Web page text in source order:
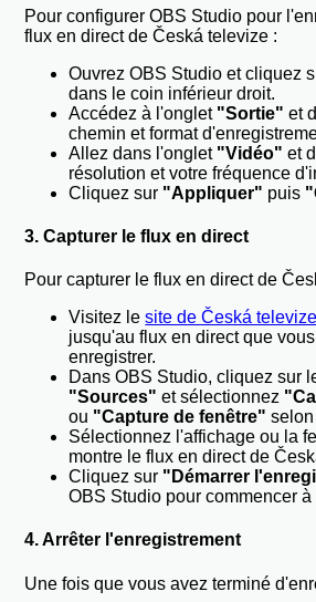
Pour configurer OBS Studio pour
flux en direct de Česká televize :
Ouvrez OBS Studio et cliquez
dans le coin inférieur droit.
Accédez à l'onglet "Sortie" et
chemin et format
Allez dans l'onglet "Vidéo" et
résolution et votre fréquence
Cliquez sur "Appliquer" puis
3. Capturer le flux en direct
Pour capturer le flux en direct de
Visitez lesite de Česká televize
jusqu'au flux en direct que
enregistrer.
Dans OBS Studio, cliquez sur
"Sources" et sélectionnez
ou "Capture de fenêtre" selon
Sélectionnez l'affichage ou la
montre le flux en direct de
Cliquez sur "Démarrer
OBS Studio pour commencer à
4. Arrêter l'enregistrement
Une fois que vous avez terminé